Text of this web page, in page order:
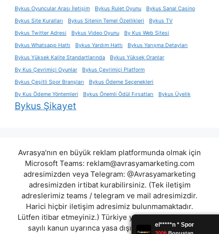
Bykus Oyuncular Arası İletişim
Bykus Rulet Oyunu
Bykus Sanal Casino
Bykus Site Kuralları
Bykus Sitenin Temel Özellikleri
Bykus TV
Bykus Twitter Adresi
Bykus Video Oyunu
By Kus Web Sitesi
Bykus Whatsapp Hattı
Bykus Yardım Hattı
Bykus Yarışma Detayları
Bykus Yüksek Kalite Standartlarında
Bykus Yüksek Oranlar
By Kus Çevrimiçi Oyunlar
Bykus Çevrimiçi Platform
Bykus Çeşitli Spor Branşları
Bykus Ödeme Seçenekleri
By Kus Ödeme Yöntemleri
Bykus Önemli Ödül Fırsatları Bykus Üyelik
Bykus Şikayet
Avrasya'nın en büyük reklam platformunda olmak için
Microsoft Teams: reklam@avrasyamarketing.com
adresimizden veya Telegram: @Avrasyamarketing
adresimizden irtibat kurabilirsiniz. (Tek iletişim
adreslerimiz teams / telegram ve mail adresimizdir.
Harici hiçbir iletişim adresimiz bulunmamaktadır.
Lütfen itibar etmeyiniz.) Türkiye yasalarına göre 7258
sayılı kanun uyarınca yasa dışı bahis oynamanın